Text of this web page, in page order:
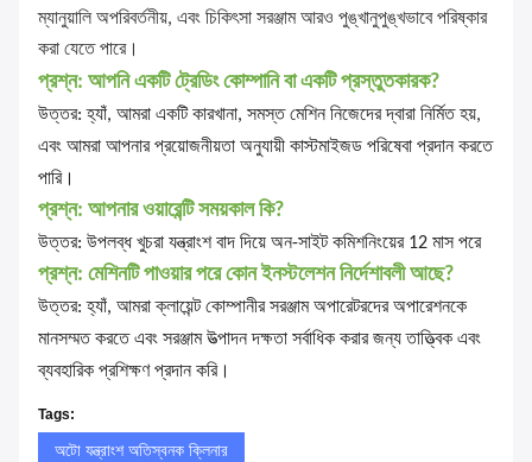
ম্যানুয়ালি অপরিবর্তনীয়, এবং চিকিৎসা সরঞ্জাম আরও পুঙ্খানুপুঙ্খভাবে পরিষ্কার
করা যেতে পারে।
প্রশ্ন: আপনি একটি ট্রেডিং কোম্পানি বা একটি প্রস্তুতকারক?
উত্তর: হ্যাঁ, আমরা একটি কারখানা, সমস্ত মেশিন নিজেদের দ্বারা নির্মিত হয়,
এবং আমরা আপনার প্রয়োজনীয়তা অনুযায়ী কাস্টমাইজড পরিষেবা প্রদান করতে
পারি।
প্রশ্ন: আপনার ওয়ারেন্টি সময়কাল কি?
উত্তর: উপলব্ধ খুচরা যন্ত্রাংশ বাদ দিয়ে অন-সাইট কমিশনিংয়ের 12 মাস পরে
প্রশ্ন: মেশিনটি পাওয়ার পরে কোন ইনস্টলেশন নির্দেশাবলী আছে?
উত্তর: হ্যাঁ, আমরা ক্লায়েন্ট কোম্পানীর সরঞ্জাম অপারেটরদের অপারেশনকে
মানসম্মত করতে এবং সরঞ্জাম উত্পাদন দক্ষতা সর্বাধিক করার জন্য তাত্ত্বিক এবং
ব্যবহারিক প্রশিক্ষণ প্রদান করি।
Tags:
অটো যন্ত্রাংশ অতিস্বনক ক্লিনার